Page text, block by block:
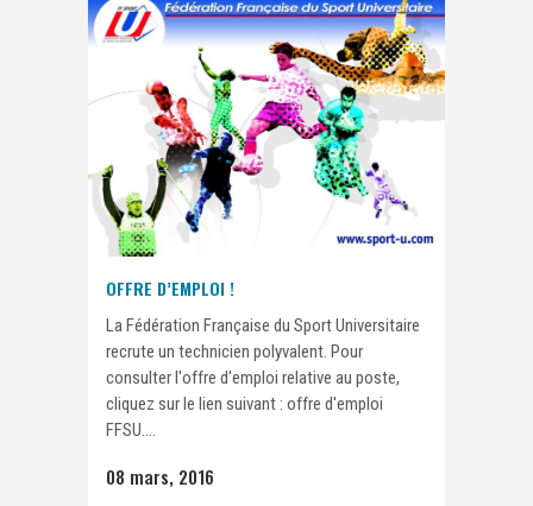
OFFRE D’EMPLOI !
La Fédération Française du Sport Universitaire
recrute un technicien polyvalent. Pour
consulter l'offre d'emploi relative au poste,
cliquez sur le lien suivant : offre d'emploi
FFSU....
08 mars, 2016